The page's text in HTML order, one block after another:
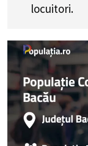
locuitori.